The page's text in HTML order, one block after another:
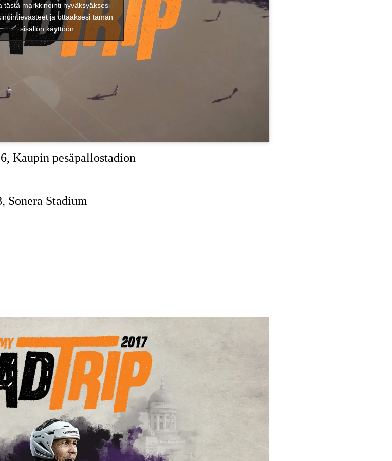
tästä markkinointi hyväksyäksesi
ja ottaaksesi tämän
sisällön käyttöön
Kaupin pesäpallostadion
Sonera Stadium